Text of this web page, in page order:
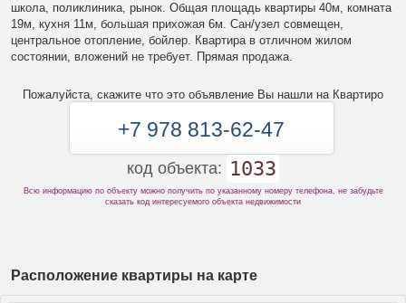
школа, поликлиника, рынок. Общая площадь квартиры 40м, комната
19м, кухня 11м, большая прихожая 6м. Сан/узел совмещен,
центральное отопление, бойлер. Квартира в отличном жилом
состоянии, вложений не требует. Прямая продажа.
Пожалуйста, скажите что это объявление Вы нашли на Квартиро
+7 978 813-62-47
код объекта: 1033
Всю информацию по объекту можно получить по указанному номеру телефона, не забудьте
сказать код интересуемого объекта недвижимости
Расположение квартиры на карте